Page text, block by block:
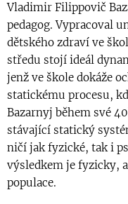
Vladimir Filippovič
pedagog. Vypracoval
dětského zdraví ve
středu stojí ideál
jenž ve škole dokáže
statickému procesu,
Bazarnyj během své
stávající statický
ničí jak fyzické, tak i
výsledkem je fyzicky,
populace.